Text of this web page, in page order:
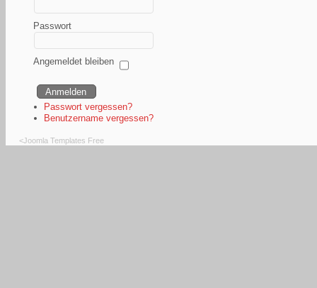
Passwort
Angemeldet bleiben
Passwort vergessen?
Benutzername vergessen?
<Joomla Templates Free